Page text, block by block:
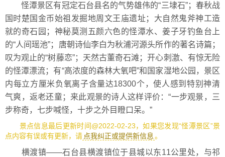
怪潭景区有冠定石台县名的气势雄伟的“三埭石”；春秋战
国时楚国金币始祖发掘地周文王庙遗址；大自然鬼斧神工造
就的奇石园；神秘莫测五颜六色的怪潭水、姜子牙钓鱼台上
的“人间瑶池”；唐朝诗仙李白为秋浦河源头所作的著名诗篇；
叹为观止的“树藤恋”；天然古董奇石滩；开心刺激、有惊无险
的怪潭漂流；有“高浓度的森林大氧吧”和国家湿地公园，景区
内每立方厘米负氧离子含量达18300个，使人感到特别神清
气爽，返老还童；来此观景的诗人这样评价：“一步观景，三
步称奇，七步喊怪，十步之外目瞪口呆。”
景点信息最后更新时间@2022-02-23，如果您发现“怪潭景区”景
点内容有误或有更新，请 点我纠正或提供新信息。
横渡镇——石台县横渡镇位于县城以东11公里处，与祁